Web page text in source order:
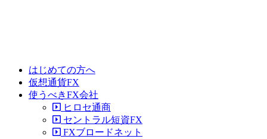
はじめての方へ
仮想通貨FX
使うべきFX会社
ヒロセ通商
セントラル短資FX
FXブロードネット